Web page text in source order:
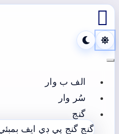

Toggle navigation
الف ب وار
سُر وار
گنج
گنج گنج پي ڊي ايف